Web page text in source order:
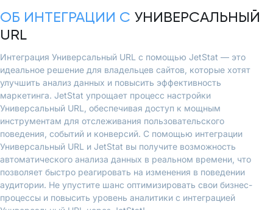
ОБ ИНТЕГРАЦИИ С УНИВЕРСАЛЬНЫЙ
URL
Интеграция Универсальный URL с помощью JetStat — это
идеальное решение для владельцев сайтов, которые хотят
улучшить анализ данных и повысить эффективность
маркетинга. JetStat упрощает процесс настройки
Универсальный URL, обеспечивая доступ к мощным
инструментам для отслеживания пользовательского
поведения, событий и конверсий. С помощью интеграции
Универсальный URL и JetStat вы получите возможность
автоматического анализа данных в реальном времени, что
позволяет быстро реагировать на изменения в поведении
аудитории. Не упустите шанс оптимизировать свои бизнес-
процессы и повысить уровень аналитики с интеграцией